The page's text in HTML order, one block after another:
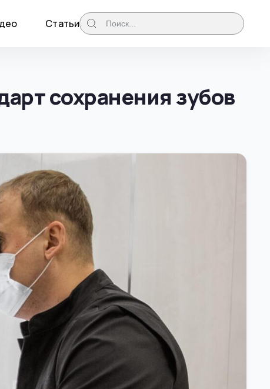
Статьи
сохранения зубов